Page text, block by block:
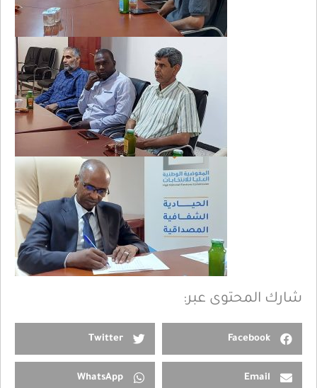
شارك المحتوى عبر:
Facebook
Twitter
Email
WhatsApp